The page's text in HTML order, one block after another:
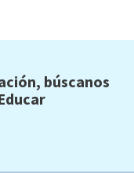
búscanos